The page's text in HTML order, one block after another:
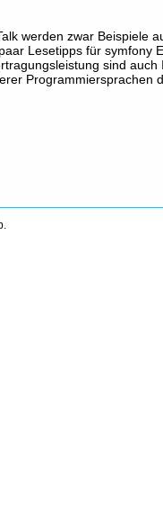
werden zwar Beispiele
Lesetipps für symfony
sind
Programmiersprachen
.